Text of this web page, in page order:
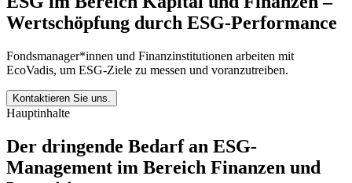
Wertschöpfung durch ESG-Performance
Fondsmanager*innen und Finanzinstitutionen arbeiten mit
EcoVadis, um ESG-Ziele zu messen und voranzutreiben.
Kontaktieren Sie uns.
Hauptinhalte
Der dringende Bedarf an ESG-
Management im Bereich Finanzen und